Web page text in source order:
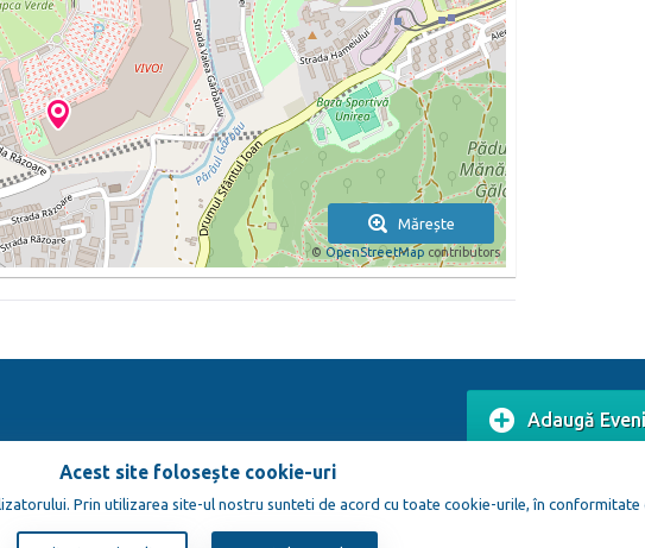
Mărește
©OpenStreetMap contributors
Adaugă
Adaugă
Acest site folosește cookie-uri
Prin utilizarea site-ul nostru sunteti de acord cu toate cookie-urile, în conformitate